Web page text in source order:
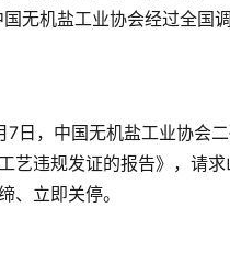
无机盐工业协会经过全国
，中国无机盐工业协会二
艺违规发证的报告》，请
、立即关停。